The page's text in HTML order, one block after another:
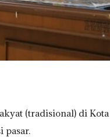
(tradisional) di
pasar.